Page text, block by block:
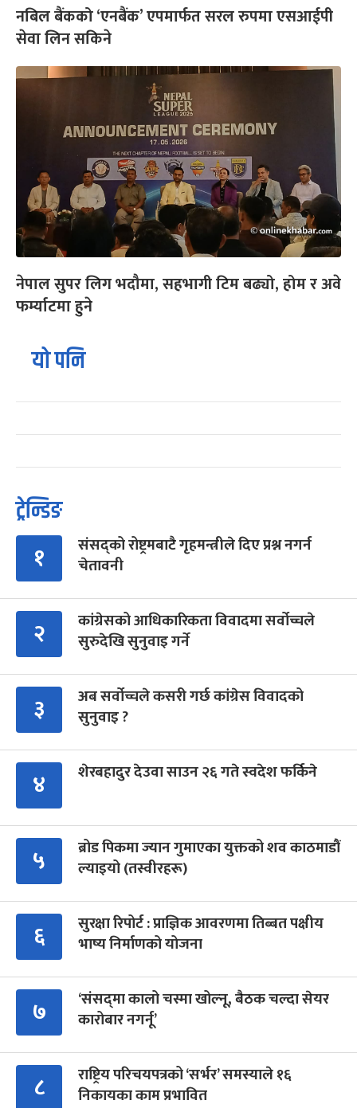
नबिल बैंकको ‘एनबैंक’ एपमार्फत सरल रुपमा एसआईपी
सेवा लिन सकिने
नेपाल सुपर लिग भदौमा, सहभागी टिम बढ्यो, होम र अवे
फर्म्याटमा हुने
यो पनि
ट्रेन्डिङ
१
संसद्को रोष्ट्रमबाटै गृहमन्त्रीले दिए प्रश्न नगर्न
चेतावनी
२
कांग्रेसको आधिकारिकता विवादमा सर्वोच्चले
सुरुदेखि सुनुवाइ गर्ने
३
अब सर्वोच्चले कसरी गर्छ कांग्रेस विवादको
सुनुवाइ ?
४ शेरबहादुर देउवा साउन २६ गते स्वदेश फर्किने
५
ब्रोड पिकमा ज्यान गुमाएका युक्तको शव काठमाडौं
ल्याइयो (तस्वीरहरू)
६
सुरक्षा रिपोर्ट : प्राज्ञिक आवरणमा तिब्बत पक्षीय
भाष्य निर्माणको योजना
७
‘संसद्‍मा कालो चस्मा खोल्नू, बैठक चल्दा सेयर
कारोबार नगर्नू’
८
राष्ट्रिय परिचयपत्रको ‘सर्भर’ समस्याले १६
निकायका काम प्रभावित